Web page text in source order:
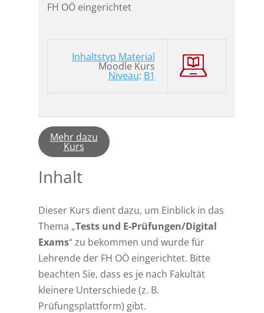
FH OÖ eingerichtet
Inhaltstyp Material
Moodle Kurs
Niveau: B1
Mehr dazu
Kurs
Inhalt
Dieser Kurs dient dazu, um Einblick in das
Thema „Tests und E-Prüfungen/Digital
Exams“ zu bekommen und wurde für
Lehrende der FH OÖ eingerichtet. Bitte
beachten Sie, dass es je nach Fakultät
kleinere Unterschiede (z. B.
Prüfungsplattform) gibt.